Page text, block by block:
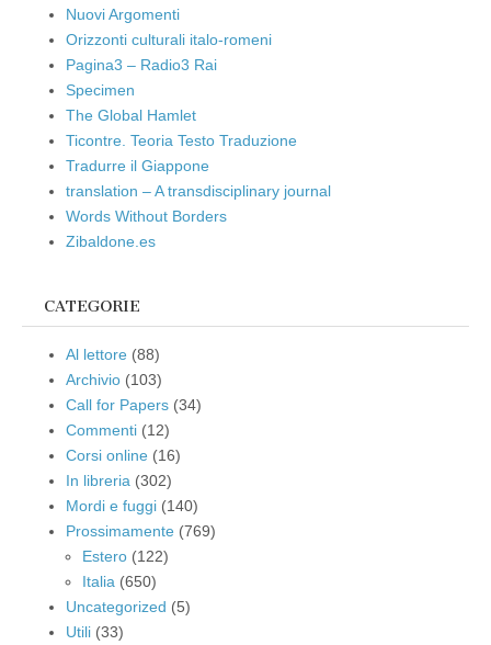
Nuovi Argomenti
Orizzonti culturali italo-romeni
Pagina3 – Radio3 Rai
Specimen
The Global Hamlet
Ticontre. Teoria Testo Traduzione
Tradurre il Giappone
translation – A transdisciplinary journal
Words Without Borders
Zibaldone.es
CATEGORIE
Al lettore (88)
Archivio (103)
Call for Papers (34)
Commenti (12)
Corsi online (16)
In libreria (302)
Mordi e fuggi (140)
Prossimamente (769)
Estero (122)
Italia (650)
Uncategorized (5)
Utili (33)